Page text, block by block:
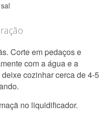
Corte em pedaços e
com a água e a
cozinhar cerca de 4-5
no liquidificador.